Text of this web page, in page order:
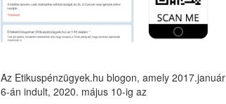
Az Etikuspénzügyek.hu blogon, amely 2017.január
6-án indult, 2020. május 10-ig az